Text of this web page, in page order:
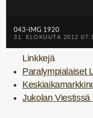
Linkkejä
Paralympialaiset
Jukolan